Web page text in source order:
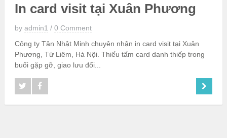
In card visit tại Xuân Phương
by admin1 / 0 Comment
Công ty Tân Nhật Minh chuyên nhận in card visit tại Xuân
Phương, Từ Liêm, Hà Nội. Thiếu tấm card danh thiếp trong
buổi gặp gỡ, giao lưu đối...